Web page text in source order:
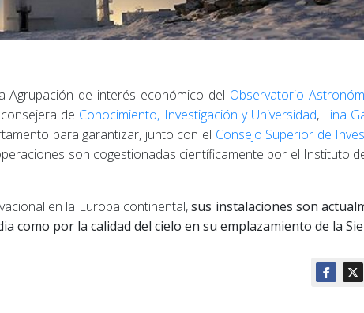
de interés económico del Observatorio
de Conocimiento, Investigación y Universidad, Lina
para garantizar, junto con el Consejo Superior de
son cogestionadas científicamente por el Instituto
en la Europa continental,sus instalaciones son
por la calidad del cielo en su emplazamiento de la